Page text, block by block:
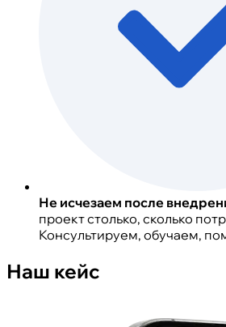
Не исчезаем после
проект столько, сколько
Консультируем, обучаем,
Наш кейс